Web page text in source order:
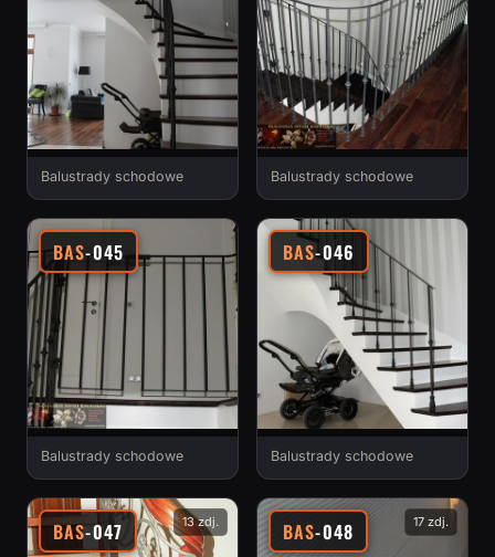
Balustrady schodowe Balustrady schodowe
BAS-045
Balustrady schodowe
BAS-046
Balustrady schodowe
BAS-047 13 zdj. BAS-048 17 zdj.